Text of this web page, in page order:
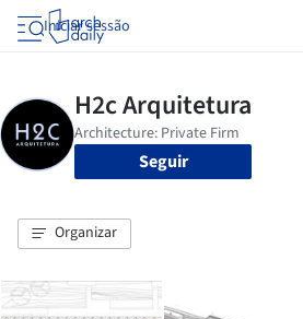
Iniciar sessão
Seguir
Organizar